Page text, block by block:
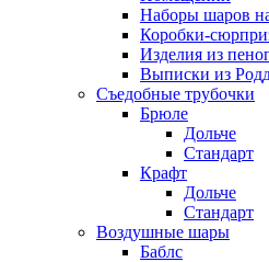
Наборы шаров
Коробки-
Изделия из
Выписки из
Съедобные трубочки
Брюле
Дольче
Стандарт
Крафт
Дольче
Стандарт
Воздушные шары
Баблс